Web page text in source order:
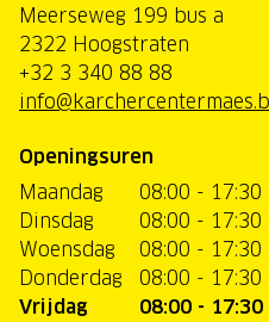
Meerseweg 199 bus a
2322 Hoogstraten
+32 3 340 88 88
Openingsuren
Maandag
08:00 - 17:30
Dinsdag
08:00 - 17:30
Woensdag
08:00 - 17:30
Donderdag
08:00 - 17:30
Vrijdag
08:00 - 17:30